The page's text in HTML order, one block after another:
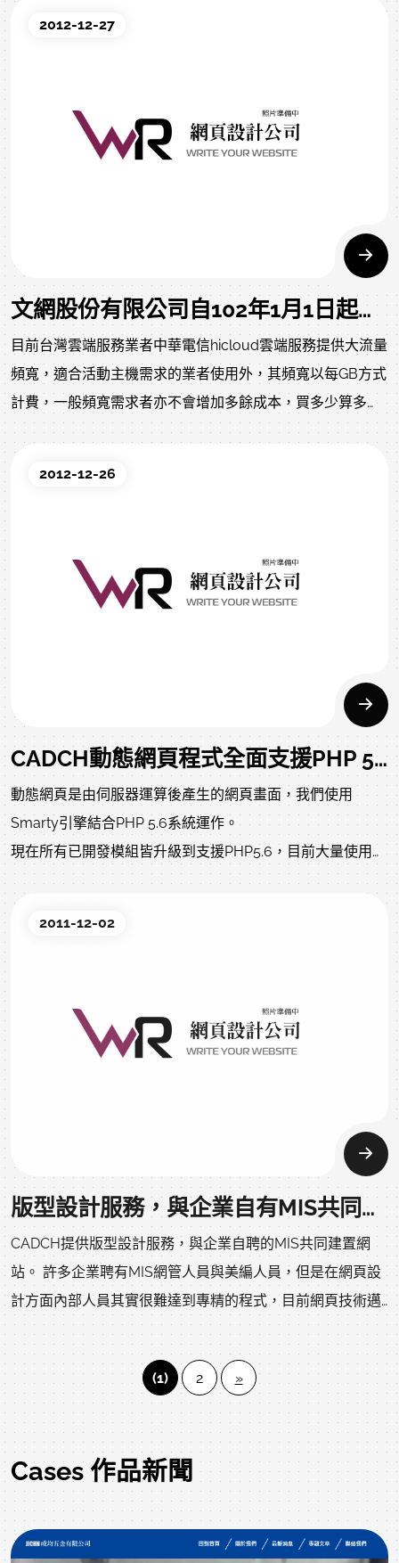
2012-12-27
文網股份有限公司自102年1月1日起，提供中華電信雲端運算主機設定服務與操作教學。
目前台灣雲端服務業者中華電信hicloud雲端服務提供大流量
頻寬，適合活動主機需求的業者使用外，其頻寬以每GB方式
計費，一般頻寬需求者亦不會增加多餘成本，買多少算多
少。
2012-12-26
CADCH動態網頁程式全面支援PHP 5.6版本
動態網頁是由伺服器運算後產生的網頁畫面，我們使用
Smarty引擎結合PHP 5.6系統運作。
現在所有已開發模組皆升級到支援PHP5.6，目前大量使用的
PHP 5.4主機將開始進行升級。
同時PHP於2015年12月20日發佈的PHP 7版本，我們已經開
HTTP2佈局。
2011-12-02
版型設計服務，與企業自有MIS共同建設企業形象網站
CADCH提供版型設計服務，與企業自聘的MIS共同建置網
站。 許多企業聘有MIS網管人員與美編人員，但是在網頁設
計方面內部人員其實很難達到專精的程式，目前網頁技術邁
入HTML5的時代，網頁的語法要求越來越嚴謹，沒有每天在
學習網頁技術的設計師很難達到專業的水準。 CADCH網頁
設計公司對HTML網頁語法基本要求達到W3C規範外更注重
HTML與JavaScript互動程式間的緊密整合，藉由CADCH開
發網頁框架，並與企業內部技術人員討論訂定出設計規範，
可以達成【由CADCH設計版型，由企業自主建置內容】。
(1) 2 »
Cases 作品新聞